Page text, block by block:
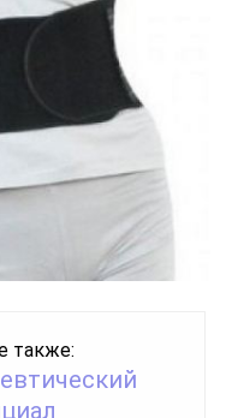
также: